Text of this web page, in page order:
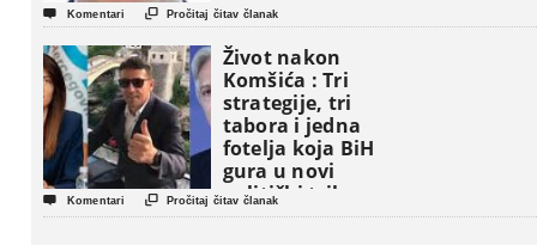
 Komentari  Pročitaj čitav članak
Život nakon
Komšića : Tri
strategije, tri
tabora i jedna
fotelja koja BiH
gura u novi
politički triler
 Komentari  Pročitaj čitav članak